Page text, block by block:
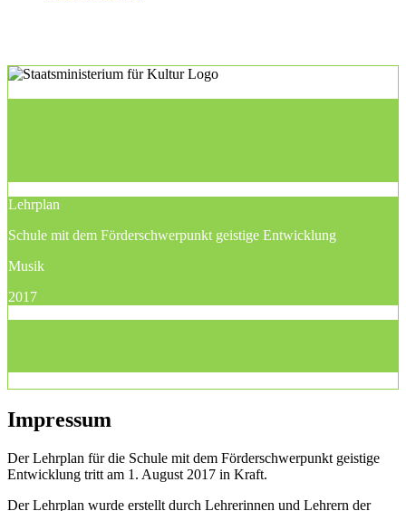
Lehrplan
Schule mit dem Förderschwerpunkt geistige Entwicklung
Musik
2017
Impressum
Der Lehrplan für die Schule mit dem Förderschwerpunkt geistige
Entwicklung tritt am 1. August 2017 in Kraft.
Der Lehrplan wurde erstellt durch Lehrerinnen und Lehrern der